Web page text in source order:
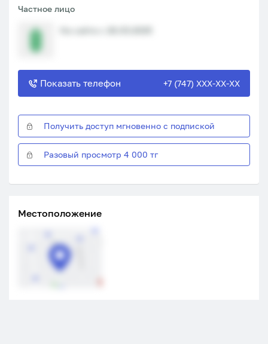
Частное лицо
Показать телефон +7 (747) XXX-XX-XX
Получить доступ мгновенно с подпиской
Разовый просмотр 4 000 тг
Местоположение